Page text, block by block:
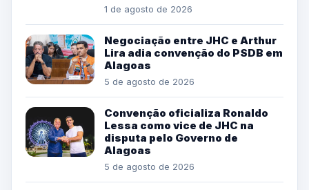
1 de agosto de 2026
Negociação entre JHC e Arthur
Lira adia convenção do PSDB em
Alagoas
5 de agosto de 2026
Convenção oficializa Ronaldo
Lessa como vice de JHC na
disputa pelo Governo de
Alagoas
5 de agosto de 2026